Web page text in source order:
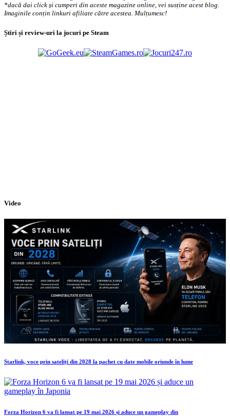
*dacă dai click și cumperi din aceste magazine online, vei susține acest blog.
Imaginile conțin linkuri afiliate către acestea. Mulțumesc!
Știri și review-uri la jocuri pe Steam
Video
Starlink, voce prin sateliți din 2028 la pachet cu date mobile oriunde în lume
Forza Horizon 6 va fi lansat pe 19 mai 2026 și aduce un gameplay din